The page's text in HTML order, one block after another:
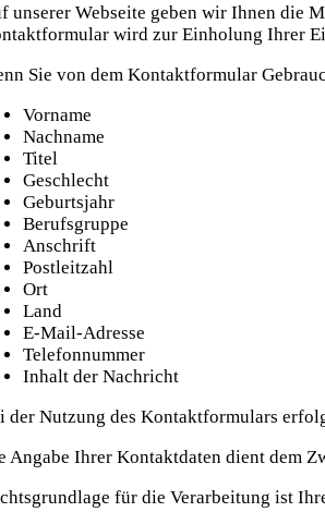
unserer Webseite geben wir Ihnen die
wird zur Einholung Ihrer
Sie von dem Kontaktformular
Vorname
Nachname
Titel
Geschlecht
Geburtsjahr
Berufsgruppe
Anschrift
Postleitzahl
Ort
Land
E-Mail-Adresse
Telefonnummer
Inhalt der Nachricht
der Nutzung des Kontaktformulars
Angabe Ihrer Kontaktdaten dient dem
für die Verarbeitung ist